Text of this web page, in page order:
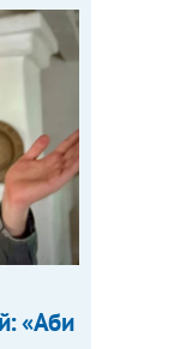
«Аби